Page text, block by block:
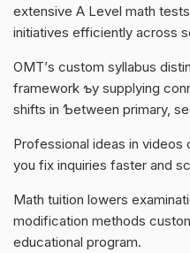
extensive A Level math
initiatives efficiently аcross
OMT’ѕ custom syllabus
framework ƅy supplying
shifts in Ƅetween primary,
Professional ideas іn
you fix inquiries faster аnd
Math tuition lowers
modification methods
educational program.